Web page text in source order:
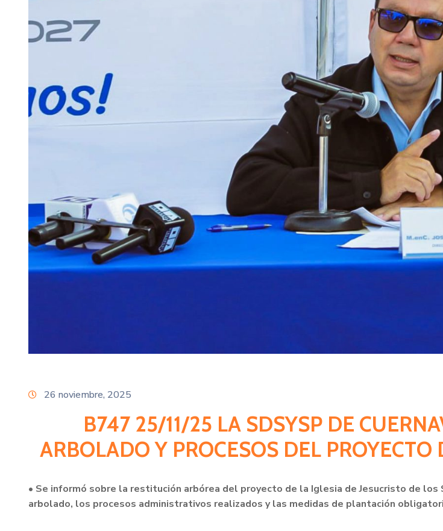
26 noviembre, 2025
B747 25/11/25 LA SDSYSP DE
ARBOLADO Y PROCESOS DEL
• Se informó sobre la restitución arbórea del proyecto de la Iglesia de Jesucristo de
arbolado, los procesos administrativos realizados y las medidas de plantación